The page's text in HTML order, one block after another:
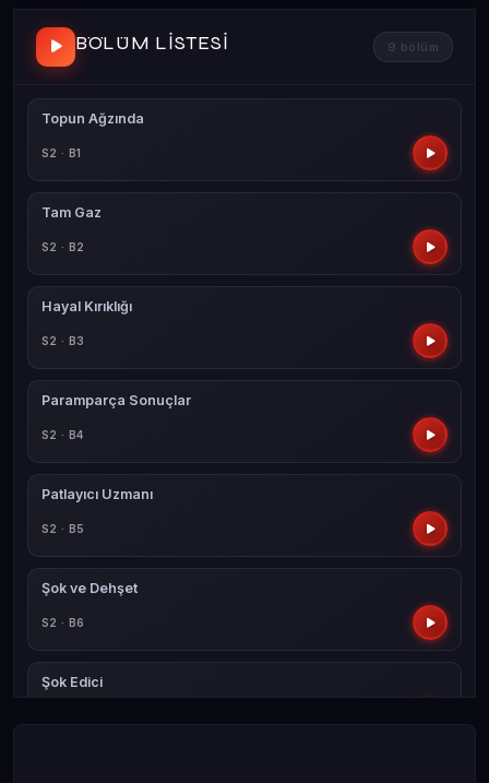
BÖLÜM LISTESI 9 bölüm
Topun Ağzında
S2 · B1
Tam Gaz
S2 · B2
Hayal Kırıklığı
S2 · B3
Paramparça Sonuçlar
S2 · B4
Patlayıcı Uzmanı
S2 · B5
Şok ve Dehşet
S2 · B6
Şok Edici